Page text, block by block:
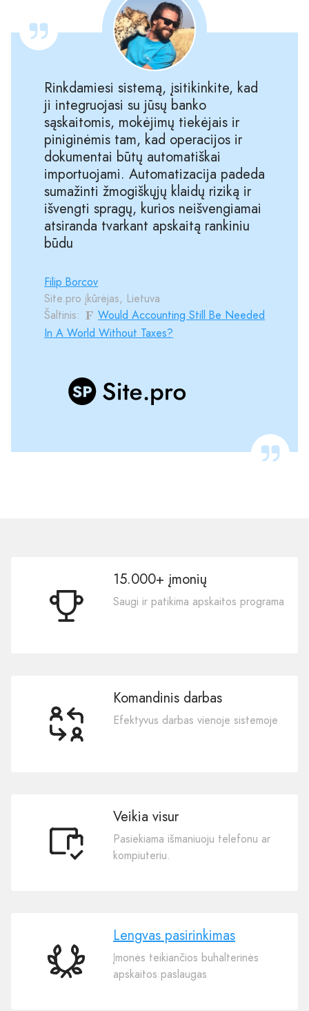
Rinkdamiesi sistemą, įsitikinkite, kad
ji integruojasi su jūsų banko
sąskaitomis, mokėjimų tiekėjais ir
piniginėmis tam, kad operacijos ir
dokumentai būtų automatiškai
importuojami. Automatizacija padeda
sumažinti žmogiškųjų klaidų riziką ir
išvengti spragų, kurios neišvengiamai
atsiranda tvarkant apskaitą rankiniu
būdu
Filip Borcov
Site.pro įkūrėjas, Lietuva
Šaltinis:
Would Accounting Still Be Needed
In A World Without Taxes?
15.000+ įmonių
Saugi ir patikima apskaitos programa
Komandinis darbas
Efektyvus darbas vienoje sistemoje
Veikia visur
Pasiekiama išmaniuoju telefonu ar
kompiuteriu.
Lengvas
pasirinkimas
Lengvas pasirinkimas
Įmonės teikiančios buhalterinės
apskaitos paslaugas